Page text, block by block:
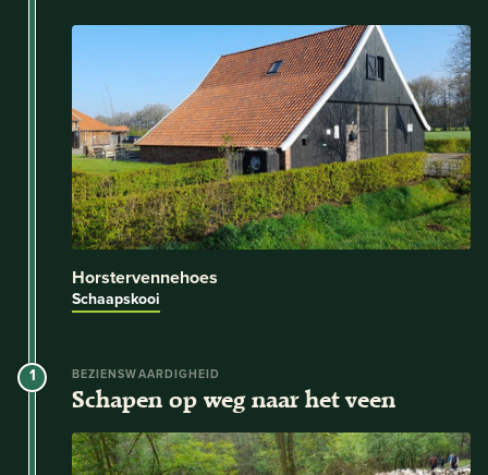
Horstervennehoes
Schaapskooi
1 BEZIENSWAARDIGHEID
Schapen op weg naar het veen